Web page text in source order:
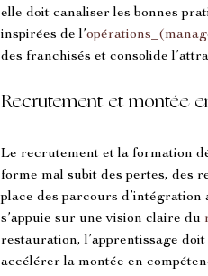
elle doit canaliser les bonnes
inspirées de l’
des franchisés et consolide
Recrutement et montée
Le recrutement et la formation
forme mal subit des pertes, des
place des parcours
s’appuie sur une vision claire du
restauration, l’apprentissage
accélérer la montée en